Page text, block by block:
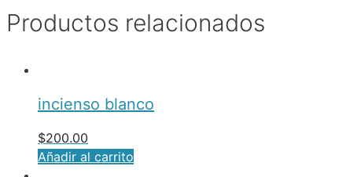
Productos relacionados
incienso blanco
$200.00
Añadir al carrito